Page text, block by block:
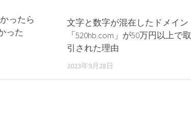
ったら
った
文字と数字が混在したドメイン
「520hb.com」が50万円以上で取
引された理由
2023年9月28日